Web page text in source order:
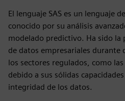
El lenguaje SAS es un lenguaje
conocido por su análisis
modelado predictivo. Ha sido la
de datos empresariales durante
los sectores regulados, como
debido a sus sólidas
integridad de los datos.